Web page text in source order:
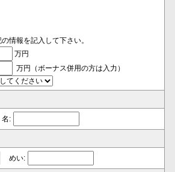
情報を記入して下さい。
万円
万円（ボーナス併用の方は入力）
:
めい: